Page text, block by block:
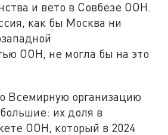
и вето в Совбезе ООН.
как бы Москва ни
ООН, не могла бы на это
Всемирную организацию
их доля в
ООН, который в 2024